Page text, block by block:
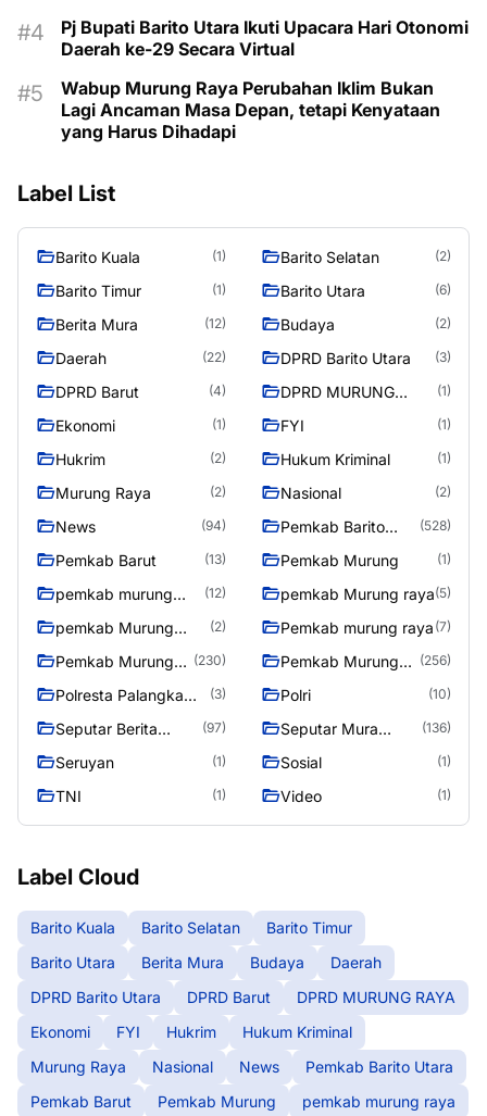
Pj Bupati Barito Utara Ikuti Upacara Hari Otonomi
Daerah ke-29 Secara Virtual
Wabup Murung Raya Perubahan Iklim Bukan
Lagi Ancaman Masa Depan, tetapi Kenyataan
yang Harus Dihadapi
Label List
Barito Kuala (1) Barito Selatan (2)
Barito Timur (1) Barito Utara (6)
Berita Mura (12) Budaya (2)
Daerah (22) DPRD Barito Utara (3)
DPRD Barut (4)
DPRD MURUNG
(1)
Ekonomi (1) FYI (1)
Hukrim (2) Hukum Kriminal (1)
Murung Raya (2) Nasional (2)
News (94)
Pemkab Barito
(528)
Pemkab Barut (13) Pemkab Murung (1)
pemkab murung
(12) pemkab Murung raya(5)
pemkab Murung
(2) Pemkab murung raya (7)
Pemkab Murung
(230)
Pemkab Murung
(256)
Polresta Palangka
(3) Polri (10)
Seputar Berita
(97)
Seputar Mura
(136)
Seruyan (1) Sosial (1)
TNI (1) Video (1)
Label Cloud
Barito Kuala Barito Selatan
Barito Timur
Barito Utara
Berita Mura Budaya
Daerah
DPRD Barito Utara
DPRD Barut
DPRD MURUNG RAYA
Ekonomi
FYI Hukrim
Hukum Kriminal
Murung Raya
Nasional News
Pemkab Barito Utara
Pemkab Barut
Pemkab Murung
pemkab murung raya